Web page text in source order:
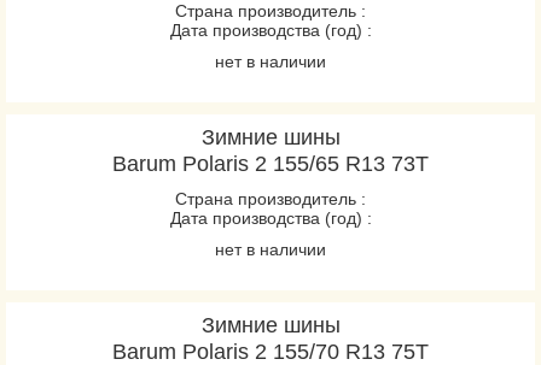
Страна производитель :
Дата производства (год) :
нет в наличии
Зимние шины
Barum Polaris 2 155/65 R13 73T
Страна производитель :
Дата производства (год) :
нет в наличии
Зимние шины
Barum Polaris 2 155/70 R13 75T